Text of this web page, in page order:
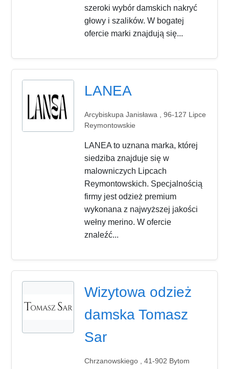
szeroki wybór damskich nakryć
głowy i szalików. W bogatej
ofercie marki znajdują się...
LANEA
Arcybiskupa Janisława , 96-127 Lipce
Reymontowskie
LANEA to uznana marka, której
siedziba znajduje się w
malowniczych Lipcach
Reymontowskich. Specjalnością
firmy jest odzież premium
wykonana z najwyższej jakości
wełny merino. W ofercie
znaleźć...
Wizytowa odzież
damska Tomasz
Sar
Chrzanowskiego , 41-902 Bytom